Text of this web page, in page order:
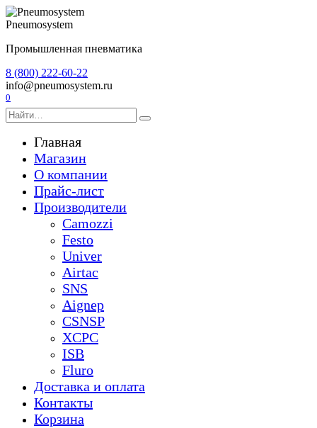
Перейти
к
Pneumosystem
Промышленная пневматика
8 (800) 222-60-22
info@pneumosystem.ru
0
Search
for:
Главная
Магазин
О компании
Прайс-лист
Производители
Camozzi
Festo
Univer
Airtac
SNS
Aignep
CSNSP
XCPC
ISB
Fluro
Доставка и оплата
Контакты
Корзина